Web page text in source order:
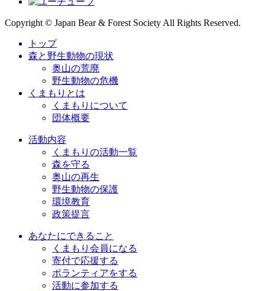
Copyright © Japan Bear & Forest Society All Rights Reserved.
トップ
森と野生動物の現状
奥山の荒廃
野生動物の危機
くまもりとは
くまもりについて
団体概要
活動内容
くまもりの活動一覧
森を守る
奥山の再生
野生動物の保護
環境教育
政策提言
あなたにできること
くまもり会員になる
寄付で応援する
ボランティアをする
活動に参加する